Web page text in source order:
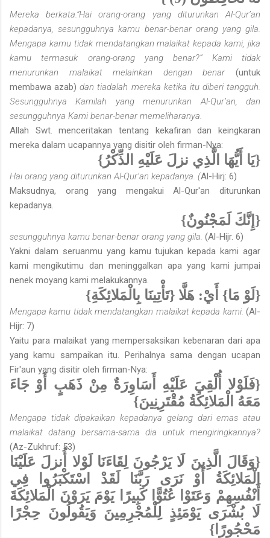
Mereka berkata.”Hai orang-orang yang diturunkan Al-Qur’an
kepadanya, sesungguhnya kamu benar-benar orang yang gila.
Mengapa kamu tidak mendatangkan malaikat kepada kami, jika
kamu termasuk orang-orang yang benar?” Kami tidak
menurunkan malaikat melainkan dengan benar (untuk
membawa azab)dan tiadalah mereka ketika itu diberi tangguh.
Sesungguhnya Kamilah yang menurunkan Al-Qur’an, dan
sesungguhnya Kami benar-benar memeliharanya.
Allah Swt. menceritakan tentang kekafiran dan keingkaran
mereka dalam ucapannya yang disitir oleh firman-Nya:
{يَا أَيُّهَا الَّذِي نزلَ عَلَيْهِ الذِّكْرُ}
Hai orang yang diturunkan Al-Qur’an kepadanya. (Al-Hirj: 6)
Maksudnya, orang yang mengakui Al-Qur'an diturunkan
kepadanya.
{إِنَّكَ لَمَجْنُونٌ}
sesungguhnya kamu benar-benar orang yang gila. (Al-Hijr. 6)
Yakni dalam seruanmu yang kamu tujukan kepada kami agar
kami mengikutimu dan meninggalkan apa yang kami jumpai
nenek moyang kami melakukannya.
{لَوْ مَا} أَيْ: هَلَّا {تَأْتِينَا بِالْمَلائِكَةِ}
Mengapa kamu tidak mendatangkan malaikat kepada kami. (Al-
Hijr: 7)
Yaitu para malaikat yang mempersaksikan kebenaran dari apa
yang kamu sampaikan itu. Perihalnya sama dengan ucapan
Fir'aun yang disitir oleh firman-Nya:
{فَلَوْلا أُلْقِيَ عَلَيْهِ أَسَاوِرَةٌ مِنْ ذَهَبٍ أَوْ جَاءَ
مَعَهُ الْمَلائِكَةُ مُقْتَرِنِينَ}
Mengapa tidak dipakaikan kepadanya gelang dari emas atau
malaikat datang bersama-sama dia untuk mengiringkannya?
(Az-Zukhruf: 53)
{وَقَالَ الَّذِينَ لَا يَرْجُونَ لِقَاءَنَا لَوْلا أُنزلَ عَلَيْنَا
الْمَلائِكَةُ أَوْ نَرَى رَبَّنَا لَقَدْ اسْتَكْبَرُوا فِي
أَنْفُسِهِمْ وَعَتَوْا عُتُوًّا كَبِيرًا يَوْمَ يَرَوْنَ الْمَلائِكَةَ
لَا بُشْرَى يَوْمَئِذٍ لِلْمُجْرِمِينَ وَيَقُولُونَ حِجْرًا
مَحْجُورًا}